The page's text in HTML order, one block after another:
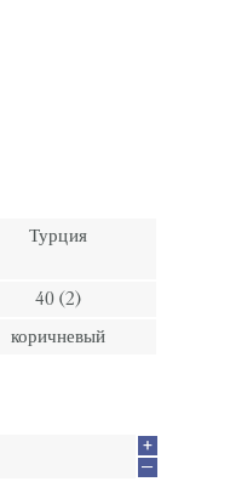
Турция
40 (2)
коричневый
+
—